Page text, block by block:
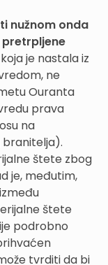
nužnom onda
je nastala iz
ne
Ouranta
prava
na
štete zbog
je, međutim,
štete
podrobno
tvrditi da bi